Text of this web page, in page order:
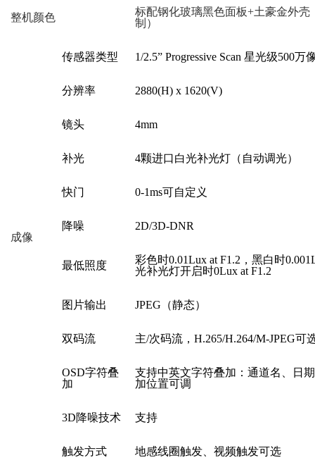
整机颜色 标配钢化玻璃黑色面板+土豪金外壳
制）
成像
传感器类型 1/2.5” Progressive Scan 星光级500万
分辨率 2880(H) x 1620(V)
镜头 4mm
补光 4颗进口白光补光灯 （ 自动调光）
快门 0-1ms可自定义
降噪 2D/3D-DNR
最低照度 彩色时0.01Lux at F1.2 ， 黑白时0.001
光补光灯开启时0Lux at F1.2
图片输出 JPEG（静态）
双码流 主/次码流，H.265/H.264/M-JPEG可
OSD字符叠
加
支持中英文字符叠加：通道名、日
加位置可调
3D降噪技术 支持
触发方式 地感线圈触发、视频触发可选